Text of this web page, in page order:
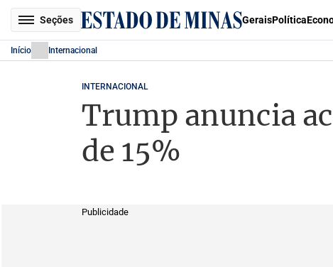
Seções GeraisPolítica
Início Internacional
INTERNACIONAL
Trump anuncia
de 15%
Publicidade